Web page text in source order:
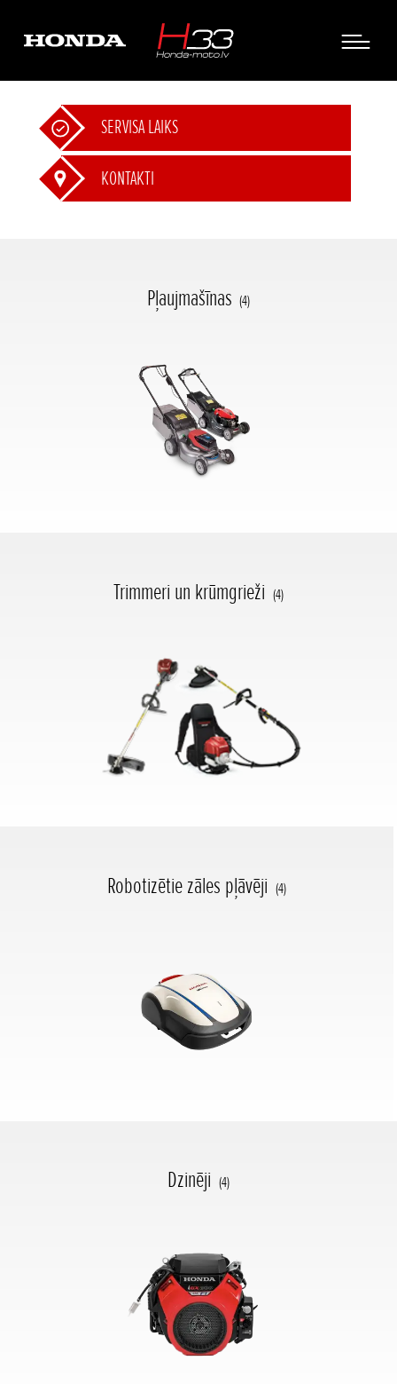
SERVISA LAIKS
KONTAKTI
Pļaujmašīnas (4)
Trimmeri un krūmgrieži (4)
Robotizētie zāles pļāvēji (4)
Dzinēji (4)